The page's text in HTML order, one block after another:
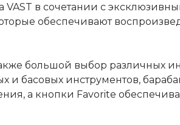
VAST в сочетании с
обеспечивают
большой выбор различных
басовых инструментов,
а кнопки Favorite